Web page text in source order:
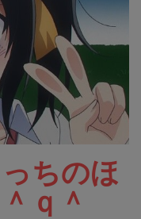
ちのほ
ｑ＾